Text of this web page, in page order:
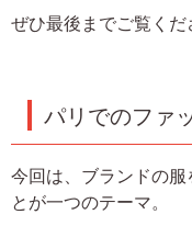
ぜひ最後までご覧くだ
パリでのファ
今回は、ブランドの
とが一つのテーマ。